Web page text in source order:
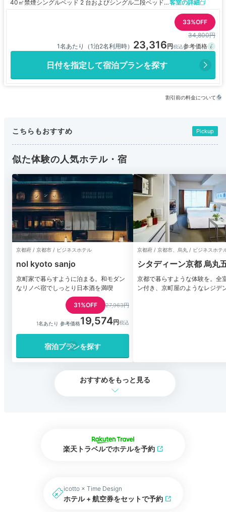
40㎡禁煙 シングルベッド 2 台およびシングル二段ベッド 1 台客室の詳細
33%OFF
34,800円
1名あたり（1泊2名利用時） 23,316
日付を指定して宿泊プランを探す
割引前の料金について
こちらもおすすめ Pickup
似た体験の人気ホテル・宿
京都府 / 京都市 / ビジネスホテル
nol kyoto sanjo
京町家で暮らすように泊まる。和モダン
なリノベ宿でしっとり日本酒を満喫
31%OFF 27,963円
1名あたり 参考価格19,574
宿泊プランを探す
京都府 / 京都市、烏丸 / ビジネスホテ
シタディーン京都 烏丸
京都で暮らすような体験を。全
ン付き、京町屋のようなレジデ
おすすめをもっと見る
楽天トラベルでホテルを予約
icotto × Time Design
ホテル + 航空券をセットで予約